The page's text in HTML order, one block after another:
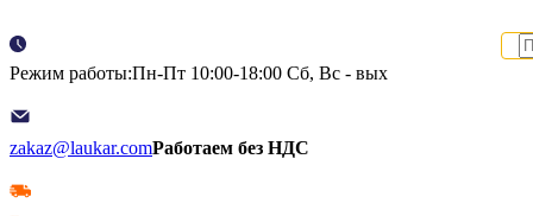
Режим работы:Пн-Пт 10:00-18:00 Сб, Вс - вых
zakaz@laukar.comРаботаем без НДС